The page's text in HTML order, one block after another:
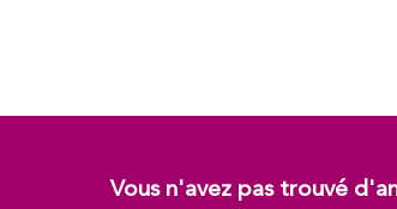
Vous n'avez pas trouvé